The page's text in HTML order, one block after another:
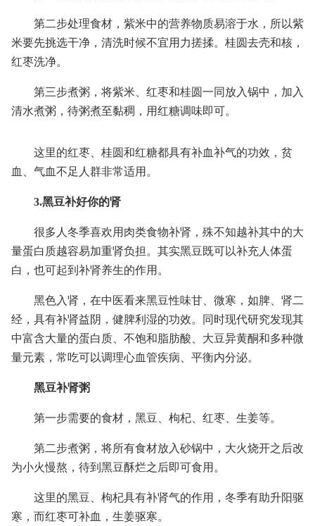
第二步处理食材，紫米中的营养物质易溶于水，所以紫
米要先挑选干净，清洗时候不宜用力搓揉。桂圆去壳和核，
红枣洗净。
第三步煮粥，将紫米、红枣和桂圆一同放入锅中，加入
清水煮粥，待粥煮至黏稠，用红糖调味即可。
这里的红枣、桂圆和红糖都具有补血补气的功效，贫
血、气血不足人群非常适用。
3.黑豆补好你的肾
很多人冬季喜欢用肉类食物补肾，殊不知越补其中的大
量蛋白质越容易加重肾负担。其实黑豆既可以补充人体蛋
白，也可起到补肾养生的作用。
黑色入肾，在中医看来黑豆性味甘、微寒，如脾、肾二
经，具有补肾益阴，健脾利湿的功效。同时现代研究发现其
中富含大量的蛋白质、不饱和脂肪酸、大豆异黄酮和多种微
量元素，常吃可以调理心血管疾病、平衡内分泌。
黑豆补肾粥
第一步需要的食材，黑豆、枸杞、红枣、生姜等。
第二步煮粥，将所有食材放入砂锅中，大火烧开之后改
为小火慢熬，待到黑豆酥烂之后即可食用。
这里的黑豆、枸杞具有补肾气的作用，冬季有助升阳驱
寒，而红枣可补血，生姜驱寒。